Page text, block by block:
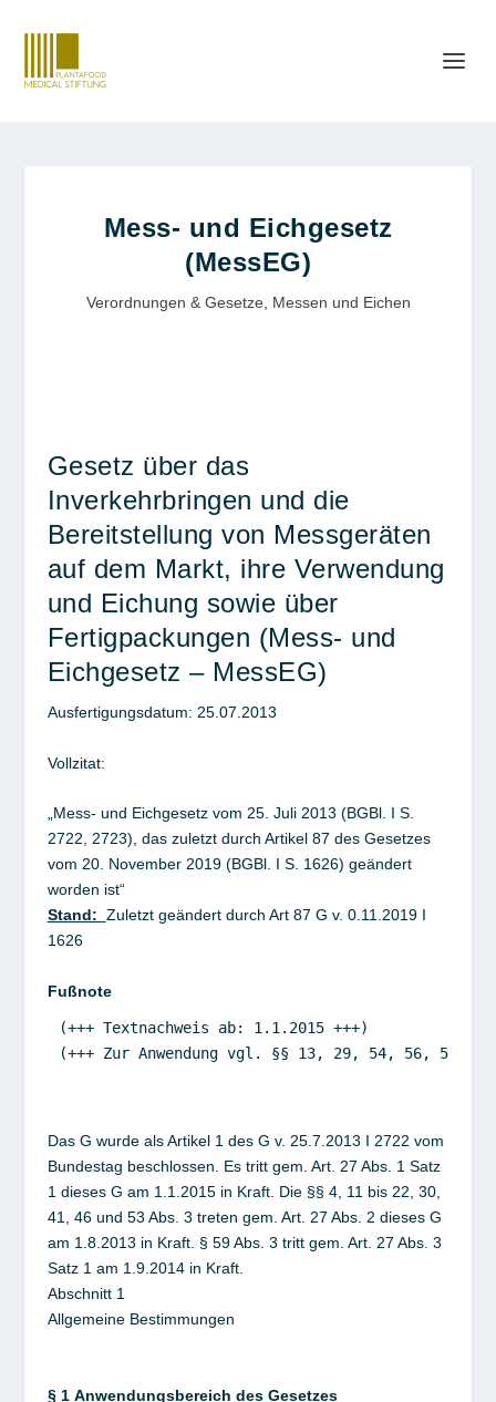
Mess- und Eichgesetz
(MessEG)
Verordnungen & Gesetze Messen und Eichen
Gesetz über das
Inverkehrbringen und die
Bereitstellung von Messgeräten
auf dem Markt, ihre Verwendung
und Eichung sowie über
Fertigpackungen (Mess- und
Eichgesetz – MessEG)
Ausfertigungsdatum: 25.07.2013
Vollzitat:
„Mess- und Eichgesetz vom 25. Juli 2013 (BGBl. I S.
2722, 2723), das zuletzt durch Artikel 87 des Gesetzes
vom 20. November 2019 (BGBl. I S. 1626) geändert
worden ist“
Stand: Zuletzt geändert durch Art 87 G v. 0.11.2019 I
1626
Fußnote
(+++ Textnachweis ab: 1.1.2015 +++)
(+++ Zur Anwendung vgl. §§ 13, 29, 54, 56, 58 u.
Das G wurde als Artikel 1 des G v. 25.7.2013 I 2722 vom
Bundestag beschlossen. Es tritt gem. Art. 27 Abs. 1 Satz
1 dieses G am 1.1.2015 in Kraft. Die §§ 4, 11 bis 22, 30,
41, 46 und 53 Abs. 3 treten gem. Art. 27 Abs. 2 dieses G
am 1.8.2013 in Kraft. § 59 Abs. 3 tritt gem. Art. 27 Abs. 3
Satz 1 am 1.9.2014 in Kraft.
Abschnitt 1
Allgemeine Bestimmungen
§ 1 Anwendungsbereich des Gesetzes